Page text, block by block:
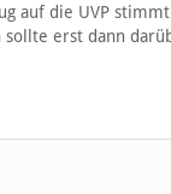
auf die UVP
erst dann